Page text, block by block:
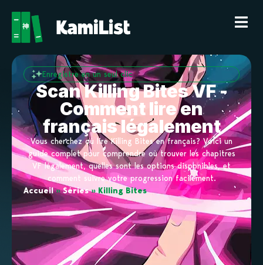
Enregistre en un seul clic
Scan Killing Bites VF -
Comment lire en
français légalement
Vous cherchez où lire Killing Bites en français? Voici un
guide complet pour comprendre où trouver les chapitres
VF légalement, quelles sont les options disponibles, et
comment suivre votre progression facilement.
Accueil»Séries»Killing Bites